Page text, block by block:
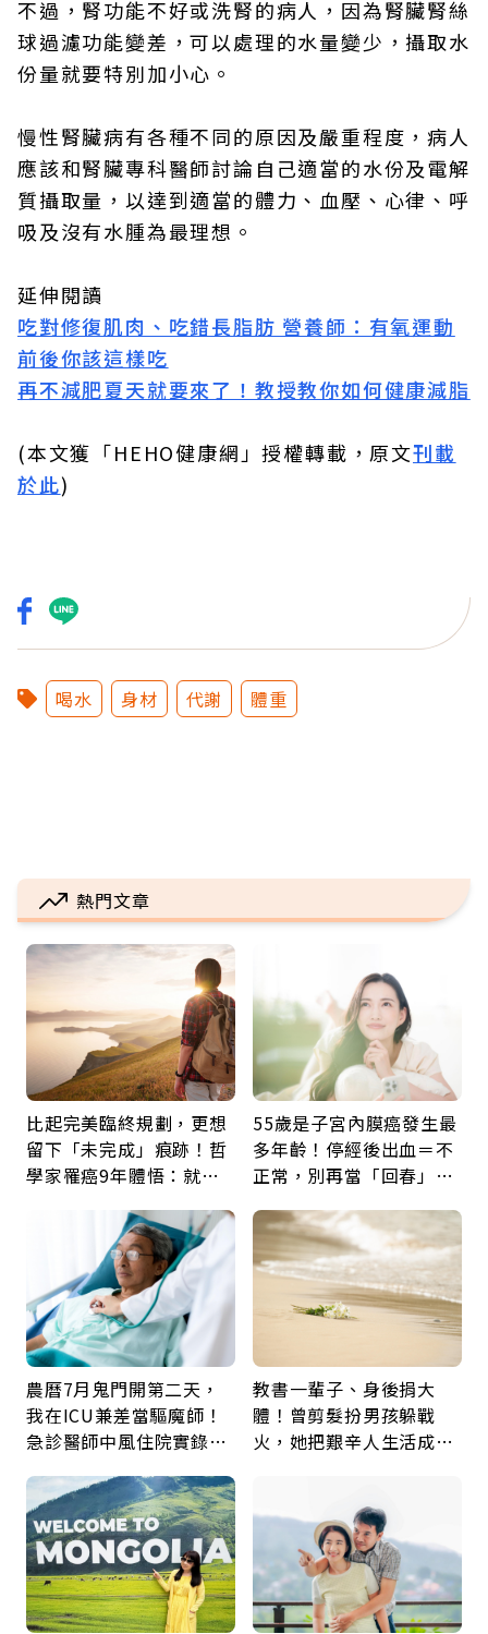
不過，腎功能不好或洗腎的病人，因為腎臟腎絲
球過濾功能變差，可以處理的水量變少，攝取水
份量就要特別加小心。
慢性腎臟病有各種不同的原因及嚴重程度，病人
應該和腎臟專科醫師討論自己適當的水份及電解
質攝取量，以達到適當的體力、血壓、心律、呼
吸及沒有水腫為最理想。
延伸閱讀
吃對修復肌肉、吃錯長脂肪 營養師：有氧運動
前後你該這樣吃
再不減肥夏天就要來了！教授教你如何健康減脂
(本文獲「HEHO健康網」授權轉載，原文刊載
於此)
喝水 身材 代謝 體重
熱門文章
比起完美臨終規劃，更想
留下「未完成」痕跡！哲
學家罹癌9年體悟：就算
55歲是子宮內膜癌發生最
多年齡！停經後出血＝不
正常，別再當「回春」…
癒率達9成5
農曆7月鬼門開第二天，
我在ICU兼差當驅魔師！
急診醫師中風住院實錄：
教書一輩子、身後捐大
體！曾剪髮扮男孩躲戰
火，她把艱辛人生活成風